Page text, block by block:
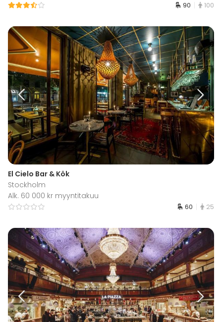
90 100
El Cielo Bar & Kök
Stockholm
Alk. 60 000 kr myyntitakuu
60 25